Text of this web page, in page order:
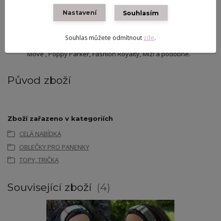
Pastelová růžová, meruňková, bílá.
Materiál:Jemná pletařská příze.
Funkční suchý zip na zádech.
Standardní panenky typu Barbie, Made to
Move , Poppy Parker, Fashion Royalty, Mizi a podobné.
Původ zboží
Zboží zařazeno v kategoriích
CELÁ NABÍDKA
OBLEČKY PRO PANENKY
TOPY, TRIČKA
Související zboží 4
Nastavení Souhlasím
Souhlas můžete odmítnout zde.